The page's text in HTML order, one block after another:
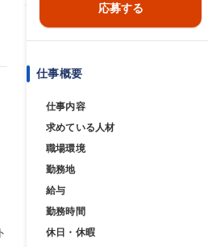
応募する
仕事概要
仕事内容
求めている人材
職場環境
勤務地
給与
勤務時間
休日・休暇